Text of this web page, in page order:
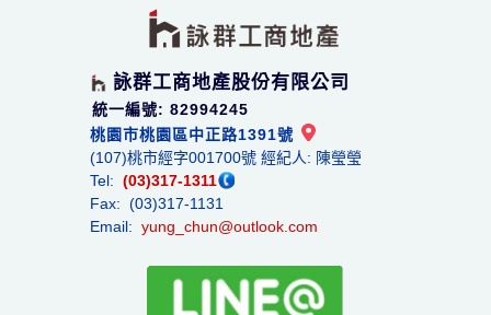
詠群工商地產股份有限公司
統一編號: 82994245
桃園市桃園區中正路1391號
(107)桃市經字001700號 經紀人: 陳瑩瑩
Tel: (03)317-1311
Fax: (03)317-1131
Email: yung_chun@outlook.com